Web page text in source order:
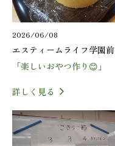
2026/06/08
エスティームライフ学園前
「楽しいおやつ作り😊」
詳しく見る